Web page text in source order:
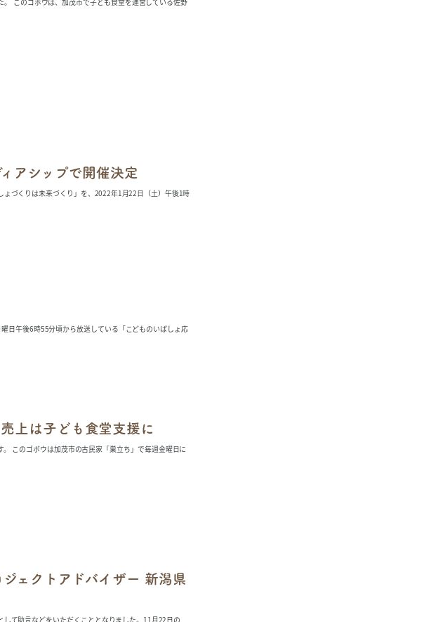
アシップで開催決定
づくりは未来づくり」を、2022年1月22日（土）午後1時
日午後6時55分頃から放送している「こどものいばしょ応
上は子ども食堂支援に
このゴボウは加茂市の古民家「巣立ち」で毎週金曜日に
ェクトアドバイザー 新潟県
て助言などをいただくこととなりました。11月22日の